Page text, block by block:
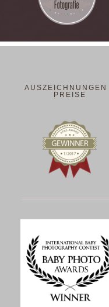
AUSZEICHNUNGEN
PREISE